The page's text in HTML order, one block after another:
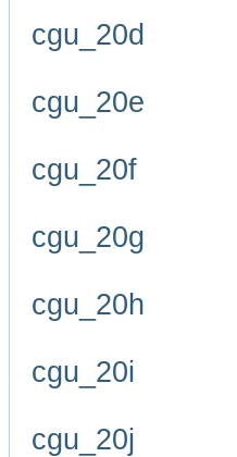
cgu_20d
cgu_20e
cgu_20f
cgu_20g
cgu_20h
cgu_20i
cgu_20j